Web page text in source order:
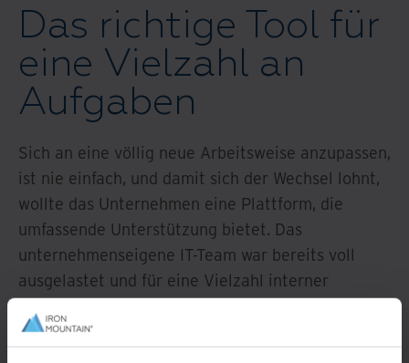
Das richtige Tool für
eine Vielzahl an
Aufgaben
Sich an eine völlig neue Arbeitsweise anzupassen,
ist nie einfach, und damit sich der Wechsel lohnt,
wollte das Unternehmen eine Plattform, die
umfassende Unterstützung bietet. Das
unternehmenseigene IT-Team war bereits voll
ausgelastet und für eine Vielzahl interner
Projekte zuständig. Außerdem versuchten sie, von
verfügbaren automatisierten Technologien zu